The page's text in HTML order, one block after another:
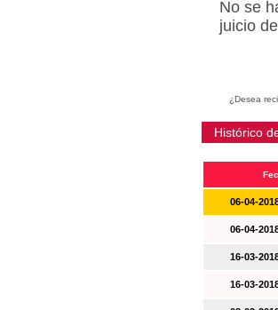
No se
juicio
¿Desea
Histórico
06-04-
06-04-
16-03-
16-03-